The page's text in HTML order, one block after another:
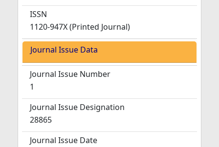
ISSN
1120-947X (Printed Journal)
Journal Issue Data
Journal Issue Number
1
Journal Issue Designation
28865
Journal Issue Date